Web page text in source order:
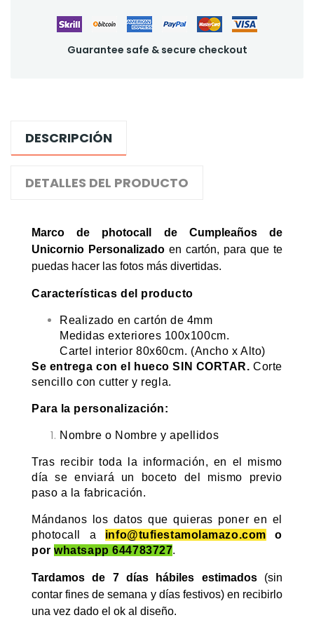
Guarantee safe & secure checkout
DESCRIPCIÓN
DETALLES DEL PRODUCTO
Marco de photocall de Cumpleaños de
Unicornio Personalizado en cartón, para que te
puedas hacer las fotos más divertidas.
Características del producto
Realizado en cartón de 4mm
Medidas exteriores 100x100cm.
Cartel interior 80x60cm. (Ancho x Alto)
Se entrega con el hueco SIN CORTAR.Corte
sencillo con cutter y regla.
Para la personalización:
Nombre o Nombre y apellidos
Tras recibir toda la información, en el mismo
día se enviará un boceto del mismo previo
paso a la fabricación.
Mándanos los datos que quieras poner en el
photocall a
info@tufiestamolamazo.com o
porwhatsapp 644783727.
Tardamos de 7 días hábiles estimados(sin
contar fines de semana y días festivos) en recibirlo
una vez dado el ok al diseño.